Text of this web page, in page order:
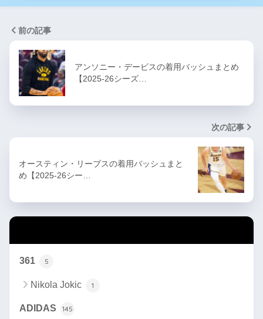
前の記事
アンソニー・デービスの着用バッシュまとめ
【2025-26シーズ…
次の記事
オースティン・リーブスの着用バッシュまと
め【2025-26シー…
361 5
Nikola Jokic 1
ADIDAS 145